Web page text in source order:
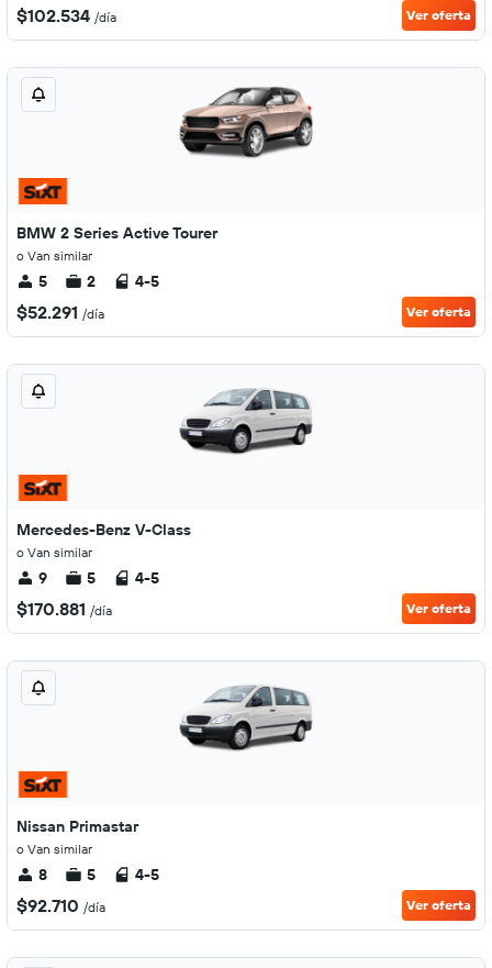
$102.534 /día Ver oferta
BMW 2 Series Active Tourer
o Van similar
5 2 4-5
$52.291 /día Ver oferta
Mercedes-Benz V-Class
o Van similar
9 5 4-5
$170.881 /día Ver oferta
Nissan Primastar
o Van similar
8 5 4-5
$92.710 /día Ver oferta